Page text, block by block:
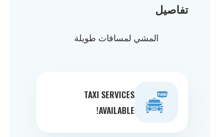
تفاصيل
المشي لمسافات طويلة
TAXI SERVICES
AVAILABLE!